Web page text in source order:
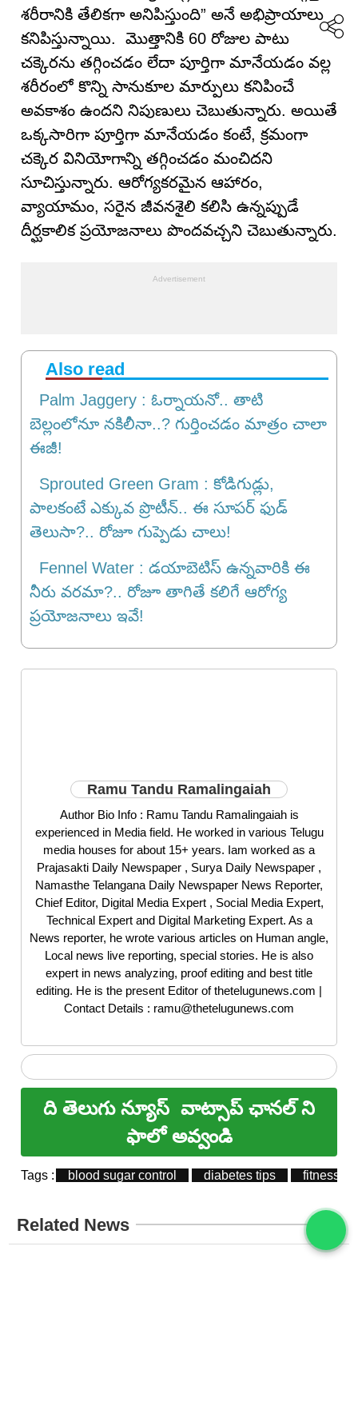
శరీరానికి తేలికగా అనిపిస్తుంది” అనే అభిప్రాయాలు
కనిపిస్తున్నాయి. మొత్తానికి 60 రోజుల పాటు
చక్కెరను తగ్గించడం లేదా పూర్తిగా మానేయడం వల్ల
శరీరంలో కొన్ని సానుకూల మార్పులు కనిపించే
అవకాశం ఉందని నిపుణులు చెబుతున్నారు. అయితే
ఒక్కసారిగా పూర్తిగా మానేయడం కంటే, క్రమంగా
చక్కెర వినియోగాన్ని తగ్గించడం మంచిదని
సూచిస్తున్నారు. ఆరోగ్యకరమైన ఆహారం,
వ్యాయామం, సరైన జీవనశైలి కలిసి ఉన్నప్పుడే
దీర్ఘకాలిక ప్రయోజనాలు పొందవచ్చని చెబుతున్నారు.
Also read
Palm Jaggery : ఓర్నాయనో.. తాటి
బెల్లంలోనూ నకిలీనా..? గుర్తించడం మాత్రం చాలా
ఈజీ!
Sprouted Green Gram : కోడిగుడ్లు,
పాలకంటే ఎక్కువ ప్రొటీన్.. ఈ సూపర్ ఫుడ్
తెలుసా?.. రోజూ గుప్పెడు చాలు!
Fennel Water : డయాబెటిస్ ఉన్నవారికి ఈ
నీరు వరమా?.. రోజూ తాగితే కలిగే ఆరోగ్య
ప్రయోజనాలు ఇవే!
Ramu Tandu Ramalingaiah
Author Bio Info : Ramu Tandu Ramalingaiah is
experienced in Media field. He worked in various Telugu
media houses for about 15+ years. Iam worked as a
Prajasakti Daily Newspaper , Surya Daily Newspaper ,
Namasthe Telangana Daily Newspaper News Reporter,
Chief Editor, Digital Media Expert , Social Media Expert,
Technical Expert and Digital Marketing Expert. As a
News reporter, he wrote various articles on Human angle,
Local news live reporting, special stories. He is also
expert in news analyzing, proof editing and best title
editing. He is the present Editor of thetelugunews.com |
Contact Details : ramu@thetelugunews.com
ది తెలుగు న్యూస్ వాట్సాప్ ఛానల్ ని
ఫాలో అవ్వండి
Tags : blood sugar control diabetes tips fitness
Related News